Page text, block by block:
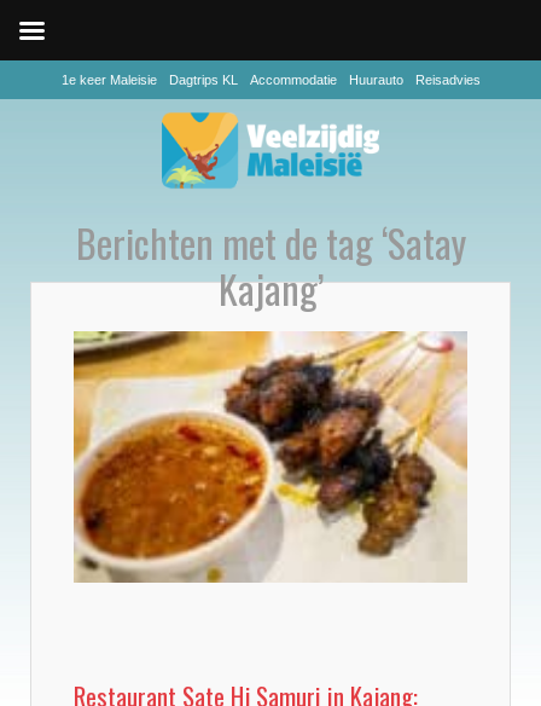
1e keer Maleisie Dagtrips KL Accommodatie Huurauto Reisadvies
Berichten met de tag ‘Satay
Kajang’
Restaurant Sate Hj Samuri in Kajang: